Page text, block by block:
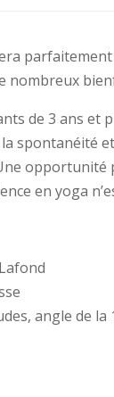
nombreux
de 3 ans et
spontanéité et
en yoga
angle de la